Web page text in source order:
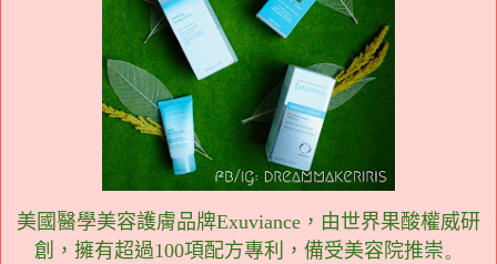
美國醫學美容護膚品牌Exuviance ，由世界果酸權威研
創，擁有超過100項配方專利，備受美容院推崇。